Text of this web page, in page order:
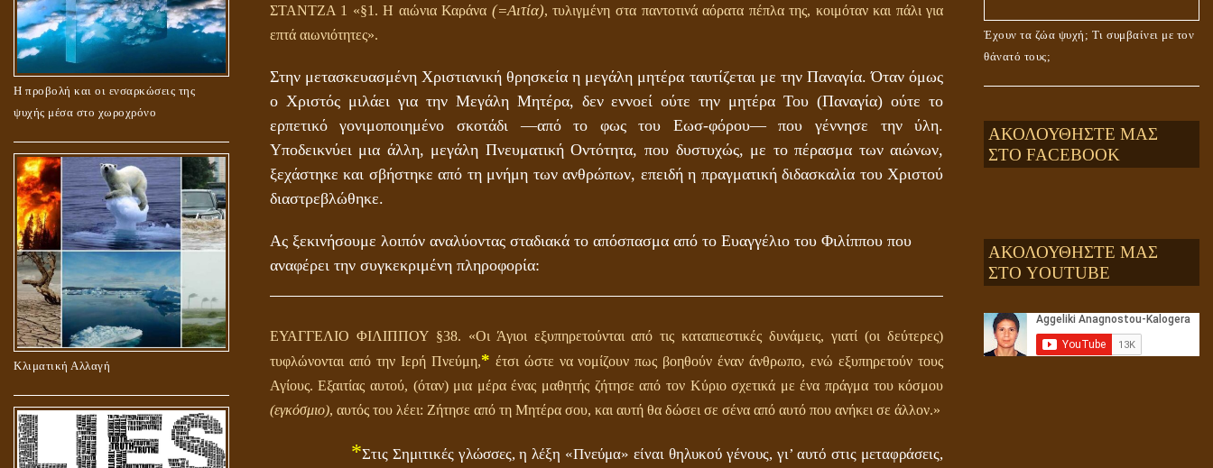
Η προβολή και οι ενσαρκώσεις της
ψυχής μέσα στο χωροχρόνο
Κλιματική Αλλαγή
ΣΤΑΝΤΖΑ 1 «§1. Η αιώνια Καράνα (=Αιτία), τυλιγμένη στα παντοτινά αόρατα πέπλα της, κοιμόταν και πάλι για
επτά αιωνιότητες».
Στην μετασκευασμένη Χριστιανική θρησκεία η μεγάλη μητέρα ταυτίζεται με την Παναγία. Όταν όμως
ο Χριστός μιλάει για την Μεγάλη Μητέρα, δεν εννοεί ούτε την μητέρα Του (Παναγία) ούτε το
ερπετικό γονιμοποιημένο σκοτάδι ―από το φως του Εωσ-φόρου― που γέννησε την ύλη.
Υποδεικνύει μια άλλη, μεγάλη Πνευματική Οντότητα, που δυστυχώς, με το πέρασμα των αιώνων,
ξεχάστηκε και σβήστηκε από τη μνήμη των ανθρώπων, επειδή η πραγματική διδασκαλία του Χριστού
διαστρεβλώθηκε.
Ας ξεκινήσουμε λοιπόν αναλύοντας σταδιακά το απόσπασμα από το Ευαγγέλιο του Φιλίππου που
αναφέρει την συγκεκριμένη πληροφορία:
ΕΥΑΓΓΕΛΙΟ ΦΙΛΙΠΠΟΥ §38. «Οι Άγιοι εξυπηρετούνται από τις καταπιεστικές δυνάμεις, γιατί (οι δεύτερες)
τυφλώνονται από την Ιερή Πνεύμη,* έτσι ώστε να νομίζουν πως βοηθούν έναν άνθρωπο, ενώ εξυπηρετούν τους
Αγίους. Εξαιτίας αυτού, (όταν) μια μέρα ένας μαθητής ζήτησε από τον Κύριο σχετικά με ένα πράγμα του κόσμου
(εγκόσμιο), αυτός του λέει: Ζήτησε από τη Μητέρα σου, και αυτή θα δώσει σε σένα από αυτό που ανήκει σε άλλον.»
*Στις Σημιτικές γλώσσες, η λέξη «Πνεύμα» είναι θηλυκού γένους, γι’ αυτό στις μεταφράσεις,
Έχουν τα ζώα ψυχή; Τι συμβαίνει με τον
θάνατό τους;
Αληθής και επίπλαστη πνευματικότητα
ΑΚΟΛΟΥΘΗΣΤΕ ΜΑΣ
ΣΤΟ FACEBOOK
ΑΚΟΛΟΥΘΗΣΤΕ ΜΑΣ
ΣΤΟ YOUTUBE